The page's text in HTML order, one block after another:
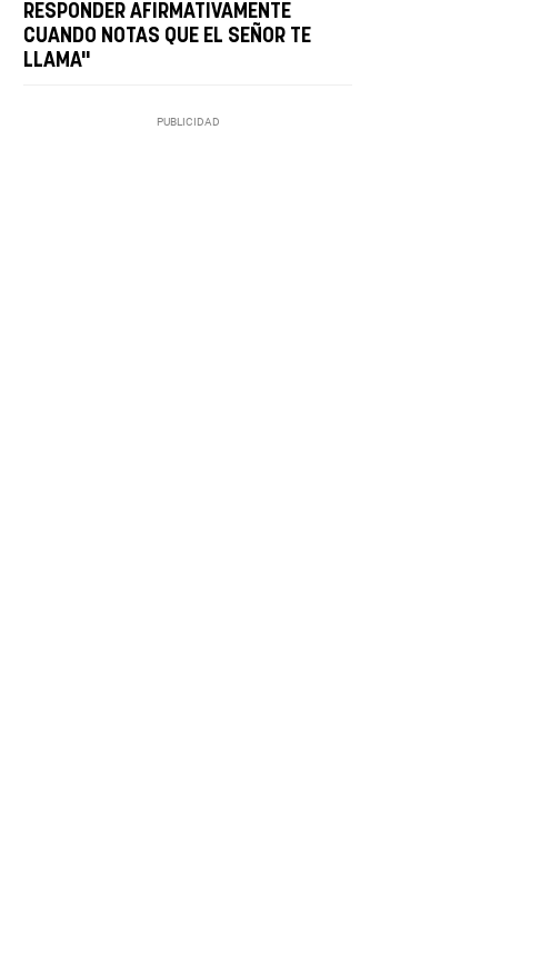
RESPONDER AFIRMATIVAMENTE
CUANDO NOTAS QUE EL SEÑOR TE
LLAMA"